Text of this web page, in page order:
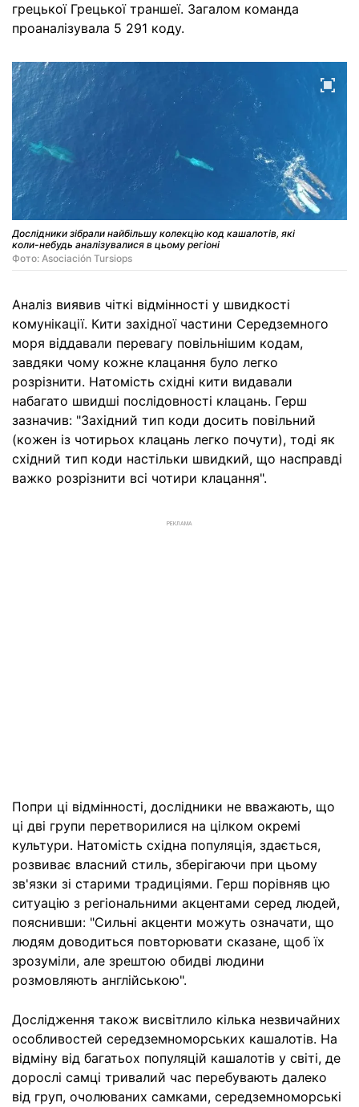
грецької Грецької траншеї. Загалом команда
проаналізувала 5 291 коду.
Дослідники зібрали найбільшу колекцію код кашалотів, які
коли-небудь аналізувалися в цьому регіоні
Фото: Asociación Tursiops
Аналіз виявив чіткі відмінності у швидкості
комунікації. Кити західної частини Середземного
моря віддавали перевагу повільнішим кодам,
завдяки чому кожне клацання було легко
розрізнити. Натомість східні кити видавали
набагато швидші послідовності клацань. Герш
зазначив: "Західний тип коди досить повільний
(кожен із чотирьох клацань легко почути), тоді як
східний тип коди настільки швидкий, що насправді
важко розрізнити всі чотири клацання".
РЕКЛАМА
Попри ці відмінності, дослідники не вважають, що
ці дві групи перетворилися на цілком окремі
культури. Натомість східна популяція, здається,
розвиває власний стиль, зберігаючи при цьому
зв'язки зі старими традиціями. Герш порівняв цю
ситуацію з регіональними акцентами серед людей,
пояснивши: "Сильні акценти можуть означати, що
людям доводиться повторювати сказане, щоб їх
зрозуміли, але зрештою обидві людини
розмовляють англійською".
Дослідження також висвітлило кілька незвичайних
особливостей середземноморських кашалотів. На
відміну від багатьох популяцій кашалотів у світі, де
дорослі самці тривалий час перебувають далеко
від груп, очолюваних самками, середземноморські